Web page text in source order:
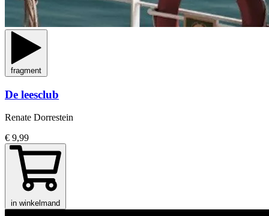
fragment
De leesclub
Renate Dorrestein
€ 9,99
in winkelmand